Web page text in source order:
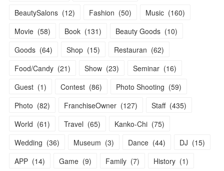
BeautySalons (12) Fashion (50) Music (160)
Movie (58) Book (131) Beauty Goods (10)
Goods (64) Shop (15) Restauran (62)
Food/Candy (21) Show (23) Seminar (16)
Guest (1) Contest (86) Photo Shooting (59)
Photo (82) FranchiseOwner (127) Staff (435)
World (61) Travel (65) Kanko-Chi (75)
Wedding (36) Museum (3) Dance (44) DJ (15)
APP (14) Game (9) Family (7) History (1)